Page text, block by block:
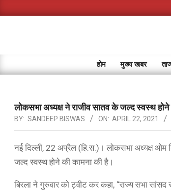
to
होम मुख्य खबर
लोकसभा अध्यक्ष ने राजीव सातव के जल्द स्वस्थ होने
BY: SANDEEP BISWAS ON: APRIL 22, 2021
नई दिल्ली, 22 अप्रैल (हि.स.)। लोकसभा अध्यक्ष ओम
जल्द स्वस्थ होने की कामना की है।
बिरला ने गुरुवार को ट्वीट कर कहा, “राज्य सभा